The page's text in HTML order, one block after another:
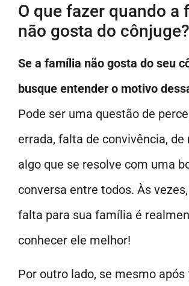
O que fazer quando a
não gosta do cônjuge?
Se a família não gosta do seu
busque entender o motivo
Pode ser uma questão de
errada, falta de convivência, de
algo que se resolve com uma
conversa entre todos. Às
falta para sua família é
conhecer ele melhor!
Por outro lado, se mesmo